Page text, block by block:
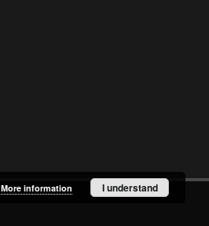
More information I understand